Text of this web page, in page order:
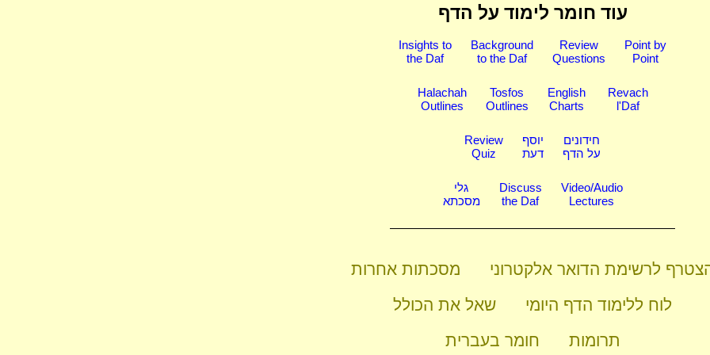
עוד חומר לימוד על הדף
Insights to
the Daf
Background
to the Daf
Review
Questions
Point by
Point
Halachah
Outlines
Tosfos
Outlines
English
Charts
Revach
l'Daf
Review
Quiz
יוסף
דעת
חידונים
על הדף
גלי
מסכתא
Discuss
the Daf
Video/Audio
Lectures
מסכתות אחרות
לרשימת הדואר אלקטרוני
שאל את הכולל
לוח ללימוד הדף היומי
חומר בעברית
תרומות